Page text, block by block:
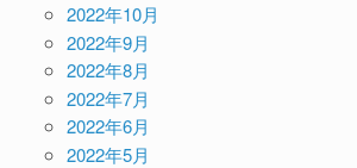
2022年10月
2022年9月
2022年8月
2022年7月
2022年6月
2022年5月